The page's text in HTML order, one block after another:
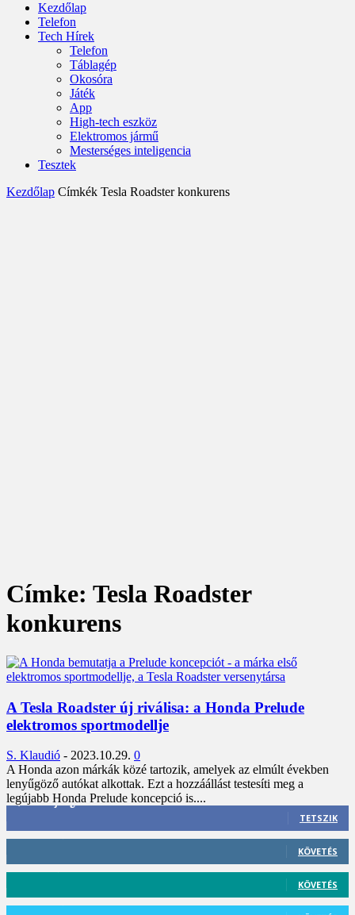
Kezdőlap
Telefon
Tech Hírek
Telefon
Táblagép
Okosóra
Játék
App
High-tech eszköz
Elektromos jármű
Mesterséges inteligencia
Tesztek
Kezdőlap Címkék Tesla Roadster konkurens
Címke: Tesla Roadster
konkurens
A Tesla Roadster új riválisa: a Honda Prelude
elektromos sportmodellje
S. Klaudió - 2023.10.29. 0
A Honda azon márkák közé tartozik, amelyek az elmúlt években
lenyűgöző autókat alkottak. Ezt a hozzáállást testesíti meg a
legújabb Honda Prelude koncepció is....
3,452 Rajongók
TETSZIK
KÖVETÉS
KÖVETÉS